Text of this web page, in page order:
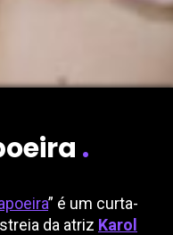
.
” é um curta-
da atriz Karol